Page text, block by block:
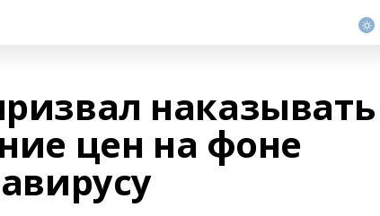
наказывать
цен на фоне